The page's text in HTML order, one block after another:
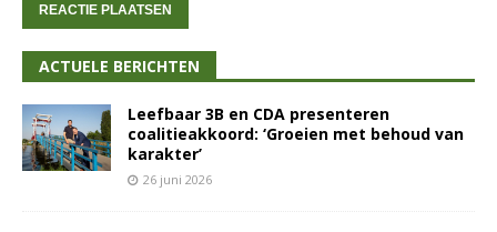
ACTUELE BERICHTEN
Leefbaar 3B en CDA presenteren
coalitieakkoord: ‘Groeien met behoud van
karakter’
26 juni 2026